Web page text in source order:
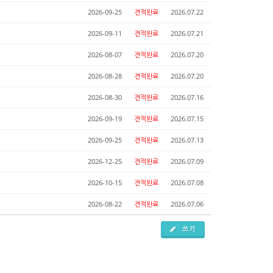
2026-09-25 견적완료 2026.07.22
2026-09-11 견적완료 2026.07.21
2026-08-07 견적완료 2026.07.20
2026-08-28 견적완료 2026.07.20
2026-08-30 견적완료 2026.07.16
2026-09-19 견적완료 2026.07.15
2026-09-25 견적완료 2026.07.13
2026-12-25 견적완료 2026.07.09
2026-10-15 견적완료 2026.07.08
2026-08-22 견적완료 2026.07.06
쓰기